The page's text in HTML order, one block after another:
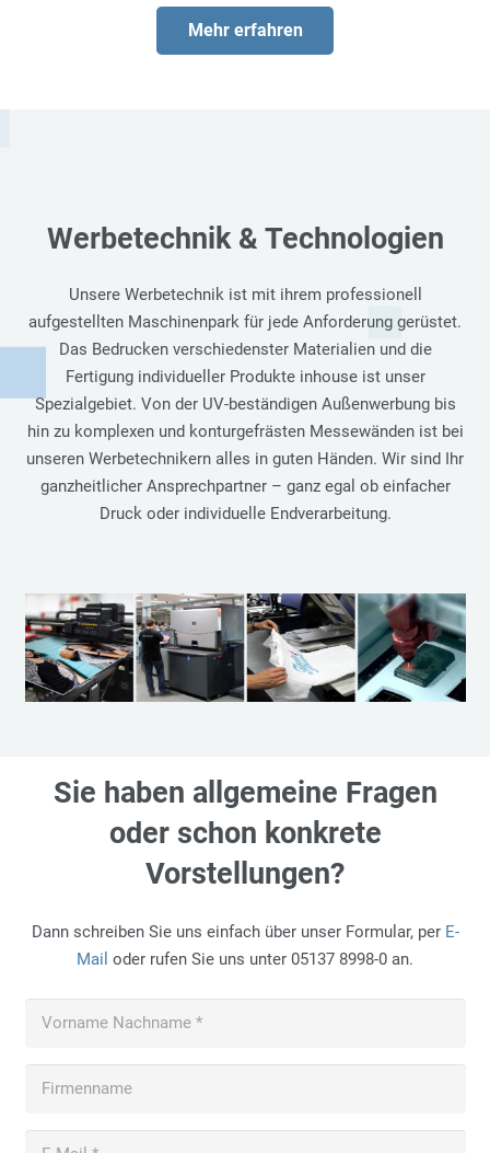
Mehr erfahren
Werbetechnik & Technologien
Unsere Werbetechnik ist mit ihrem professionell
aufgestellten Maschinenpark für jede Anforderung gerüstet.
Das Bedrucken verschiedenster Materialien und die
Fertigung individueller Produkte inhouse ist unser
Spezialgebiet. Von der UV-beständigen Außenwerbung bis
hin zu komplexen und konturgefrästen Messewänden ist bei
unseren Werbetechnikern alles in guten Händen. Wir sind Ihr
ganzheitlicher Ansprechpartner – ganz egal ob einfacher
Druck oder individuelle Endverarbeitung.
Sie haben allgemeine Fragen
oder schon konkrete
Vorstellungen?
Dann schreiben Sie uns einfach über unser Formular, per E-
Mail oder rufen Sie uns unter 05137 8998-0 an.